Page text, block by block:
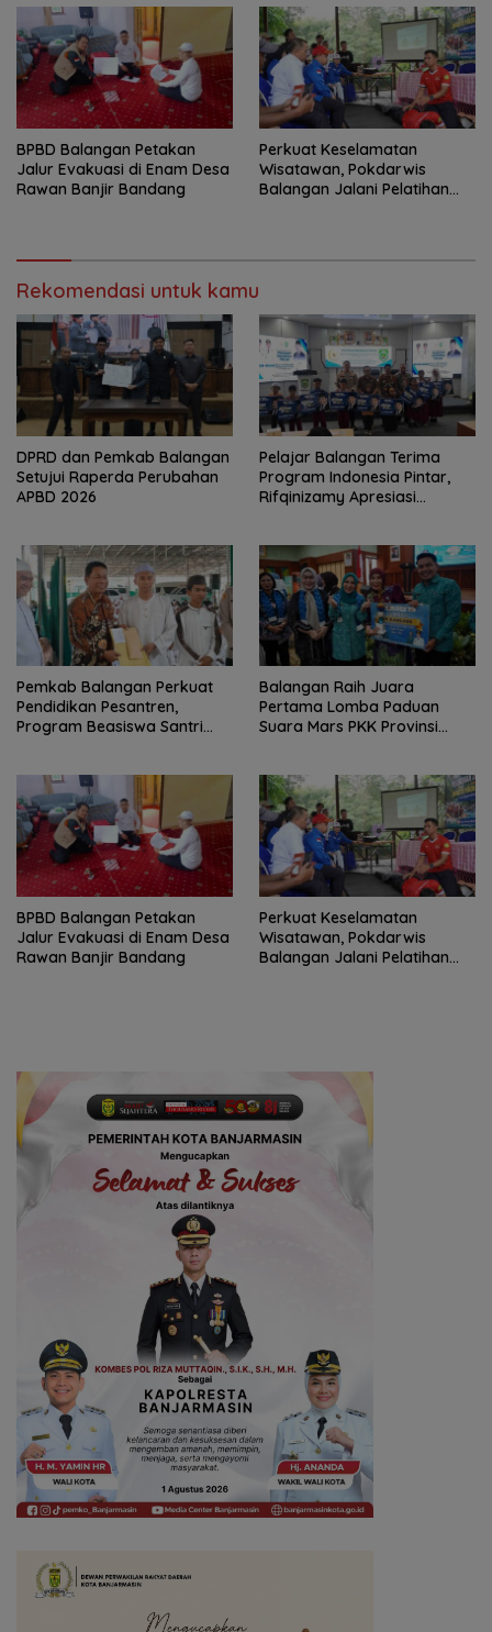
BPBD Balangan Petakan
Jalur Evakuasi di Enam Desa
Rawan Banjir Bandang
Perkuat Keselamatan
Wisatawan, Pokdarwis
Balangan Jalani Pelatihan
Rekomendasi untuk kamu
DPRD dan Pemkab Balangan
Setujui Raperda Perubahan
APBD 2026
Pelajar Balangan Terima
Program Indonesia Pintar,
Rifqinizamy Apresiasi
Pemkab Balangan Perkuat
Pendidikan Pesantren,
Program Beasiswa Santri
Balangan Raih Juara
Pertama Lomba Paduan
Suara Mars PKK Provinsi
BPBD Balangan Petakan
Jalur Evakuasi di Enam Desa
Rawan Banjir Bandang
Perkuat Keselamatan
Wisatawan, Pokdarwis
Balangan Jalani Pelatihan